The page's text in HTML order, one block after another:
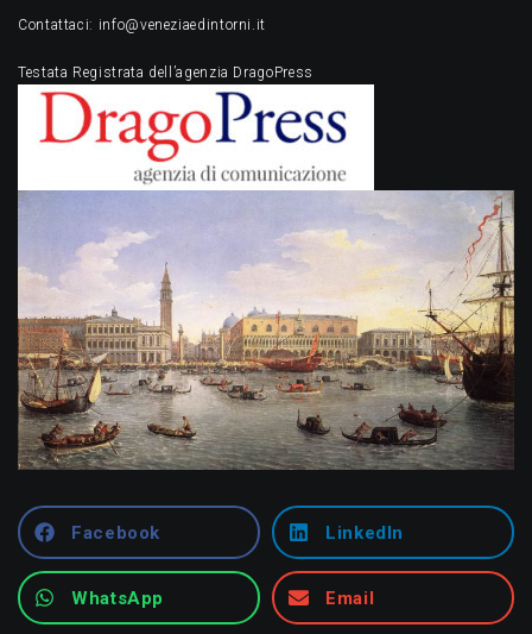
Contattaci: info@veneziaedintorni.it
Testata Registrata dell’agenzia DragoPress
Facebook LinkedIn
WhatsApp Email